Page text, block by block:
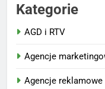
Kategorie
AGD i RTV
Agencje
Agencje reklamowe